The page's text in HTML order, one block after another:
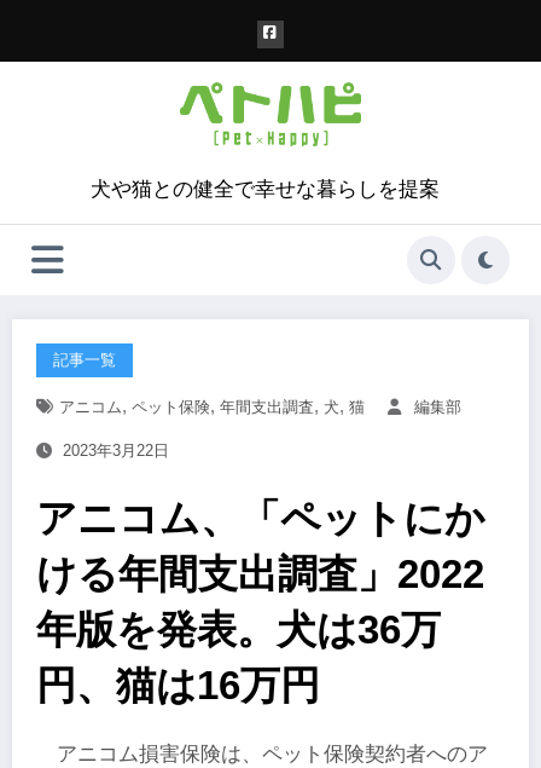
犬や猫との健全で幸せな暮らしを提案
記事一覧
アニコム, ペット保険, 年間支出調査, 犬, 猫 編集部
2023年3月22日
アニコム、「ペットにか
ける年間支出調査」2022
年版を発表。犬は36万
円、猫は16万円
アニコム損害保険は、ペット保険契約者へのア